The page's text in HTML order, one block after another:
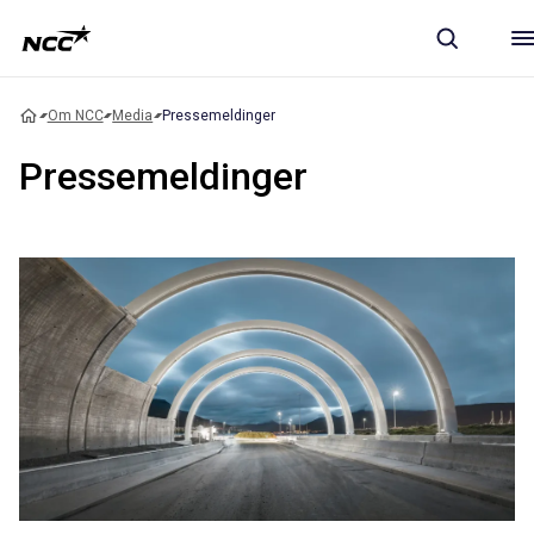
Om NCC Media Pressemeldinger
Pressemeldinger